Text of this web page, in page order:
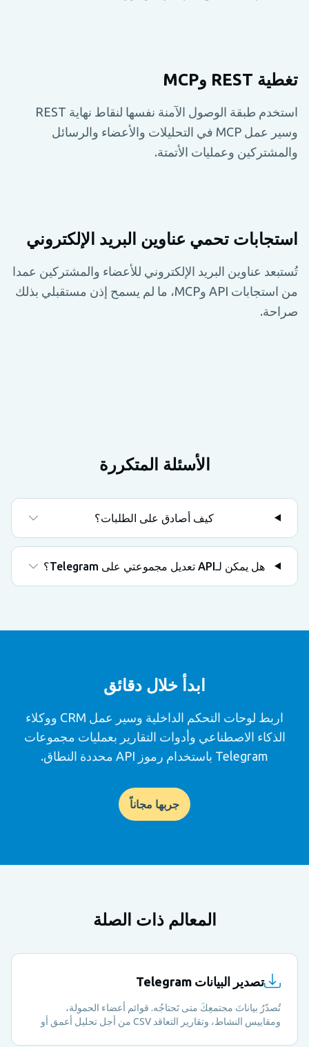
تغطية REST وMCP
استخدم طبقة الوصول الآمنة نفسها لنقاط نهاية REST
وسير عمل MCP في التحليلات والأعضاء والرسائل
والمشتركين وعمليات الأتمتة.
استجابات تحمي عناوين البريد الإلكتروني
تُستبعد عناوين البريد الإلكتروني للأعضاء والمشتركين عمدا
من استجابات API وMCP، ما لم يسمح إذن مستقبلي بذلك
صراحة.
الأسئلة المتكررة
كيف أصادق على الطلبات؟
هل يمكن لـAPI تعديل مجموعتي على Telegram؟
ابدأ خلال دقائق
اربط لوحات التحكم الداخلية وسير عمل CRM ووكلاء
الذكاء الاصطناعي وأدوات التقارير بعمليات مجموعات
Telegram باستخدام رموز API محددة النطاق.
جربها مجاناً
المعالم ذات الصلة
تصدير البيانات Telegram
تُصدّرُ بياناتَ مجتمعِكَ متى تَحتاجُه. قوائم أعضاء الحمولة،
ومقاييس النشاط، وتقارير التعاقد CSV من أجل تحليل أعمق أو